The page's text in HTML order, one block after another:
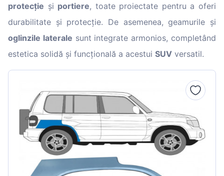
protecție și portiere, toate proiectate pentru a oferi
durabilitate și protecție. De asemenea, geamurile și
oglinzile laterale sunt integrate armonios, completând
estetica solidă și funcțională a acestui SUV versatil.